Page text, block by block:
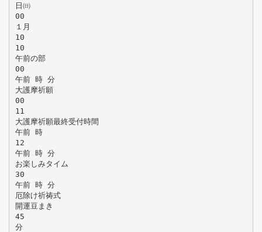
日㈰
00
１月
10
10
午前の部
00
午前 時 分
大護摩祈願
00
11
大護摩祈願最終受付時間
午前 時
12
午前 時 分
お楽しみタイム
30
午前 時 分
厄除け祈祷式
開運豆まき
45
分